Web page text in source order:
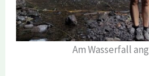
Am Wasserfall